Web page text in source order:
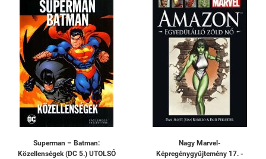
Superman – Batman:
Közellenségek (DC 5.) UTOLSÓ
Nagy Marvel-
Képregénygyűjtemény 17. -